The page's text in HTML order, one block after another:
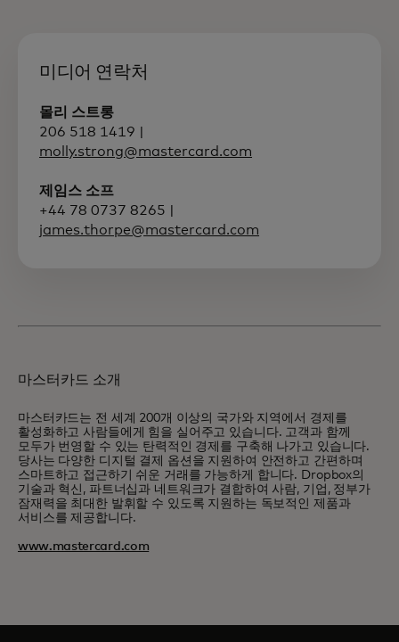
미디어 연락처
몰리 스트롱
206 518 1419 |
molly.strong@mastercard.com
제임스 소프
+44 78 0737 8265 |
james.thorpe@mastercard.com
마스터카드 소개
마스터카드는 전 세계 200개 이상의 국가와 지역에서 경제를
활성화하고 사람들에게 힘을 실어주고 있습니다. 고객과 함께
모두가 번영할 수 있는 탄력적인 경제를 구축해 나가고 있습니다.
당사는 다양한 디지털 결제 옵션을 지원하여 안전하고 간편하며
스마트하고 접근하기 쉬운 거래를 가능하게 합니다. Dropbox의
기술과 혁신, 파트너십과 네트워크가 결합하여 사람, 기업, 정부가
잠재력을 최대한 발휘할 수 있도록 지원하는 독보적인 제품과
서비스를 제공합니다.
www.mastercard.com